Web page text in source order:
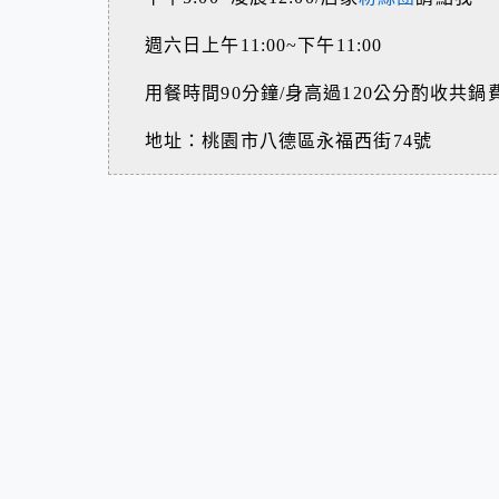
週六日上午11:00~下午11:00
用餐時間90分鐘/身高過120公分酌收共鍋
地址：桃園市八德區永福西街74號